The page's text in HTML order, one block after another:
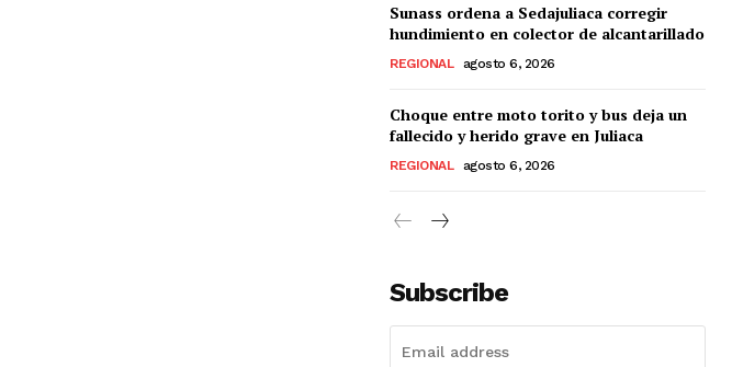
Sunass ordena a Sedajuliaca corregir
hundimiento en colector de alcantarillado
REGIONAL agosto 6, 2026
Choque entre moto torito y bus deja un
fallecido y herido grave en Juliaca
REGIONAL agosto 6, 2026
Subscribe